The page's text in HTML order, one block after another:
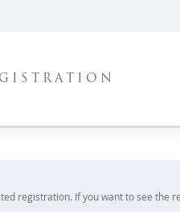
registration. If you want to see the